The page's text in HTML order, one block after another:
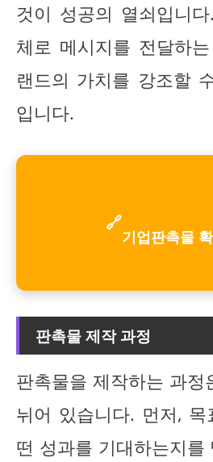
것이 성공의 열쇠입니
체로 메시지를 전달하
랜드의 가치를 강조할
입니다.
🔗
기업판촉물
판촉물 제작 과정
판촉물을 제작하는 과정
뉘어 있습니다. 먼저, 목
떤 성과를 기대하는지를